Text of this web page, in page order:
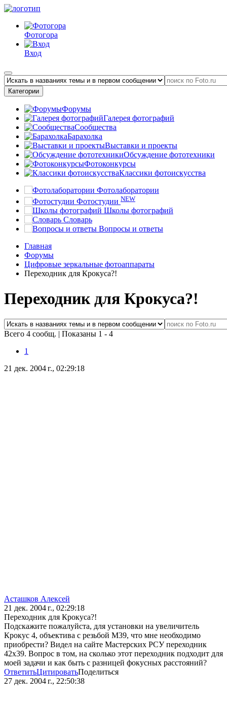
Фотогора
Вход
Категории
Форумы
Галерея фотографий
Сообщества
Барахолка
Выставки и проекты
Обсуждение фототехники
Фотоконкурсы
Классики фотоискусства
Фотолаборатории
Фотостудии NEW
Школы фотографий
Словарь
Вопросы и ответы
Главная
Форумы
Цифровые зеркальные фотоаппараты
Переходник для Крокуса?!
Переходник для Крокуса?!
Всего 4 сообщ. | Показаны 1 - 4
1
21 дек. 2004 г., 02:29:18
Асташков Алексей
21 дек. 2004 г., 02:29:18
Переходник для Крокуса?!
Подскажите пожалуйста, для установки на увеличитель
Крокус 4, объектива с резьбой М39, что мне необходимо
приобрести? Видел на сайте Мастерских РСУ переходник
42х39. Вопрос в том, на сколько этот переходник подходит для
моей задачи и как быть с разницей фокусных расстояний?
ОтветитьЦитироватьПоделиться
27 дек. 2004 г., 22:50:38